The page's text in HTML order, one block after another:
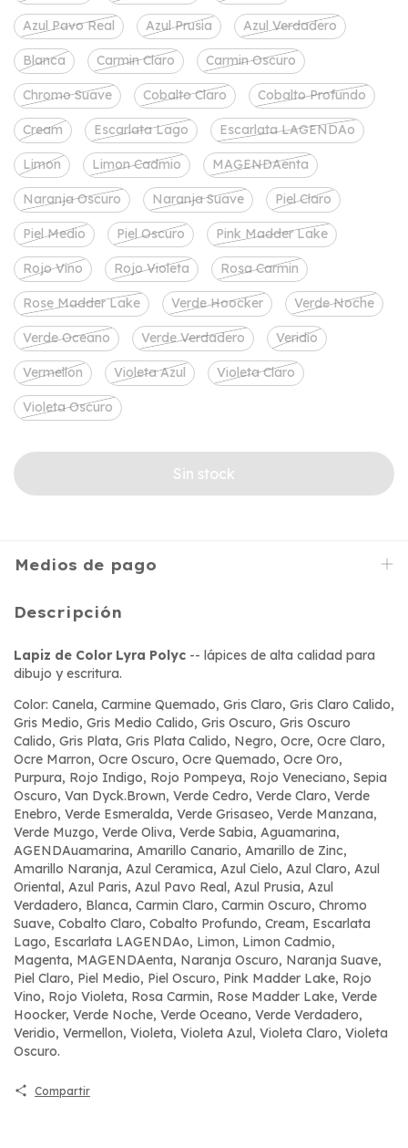
Azul Pavo Real Azul Prusia Azul Verdadero
Blanca Carmin Claro Carmin Oscuro
Chromo Suave Cobalto Claro Cobalto Profundo
Cream Escarlata Lago Escarlata LAGENDAo
Limon Limon Cadmio MAGENDAenta
Naranja Oscuro Naranja Suave Piel Claro
Piel Medio Piel Oscuro Pink Madder Lake
Rojo Vino Rojo Violeta Rosa Carmin
Rose Madder Lake Verde Hoocker Verde Noche
Verde Oceano Verde Verdadero Veridio
Vermellon Violeta Azul Violeta Claro
Violeta Oscuro
Medios de pago
Descripción
Lapiz de Color Lyra Polyc -- lápices de alta calidad para
dibujo y escritura.
Color: Canela, Carmine Quemado, Gris Claro, Gris Claro Calido,
Gris Medio, Gris Medio Calido, Gris Oscuro, Gris Oscuro
Calido, Gris Plata, Gris Plata Calido, Negro, Ocre, Ocre Claro,
Ocre Marron, Ocre Oscuro, Ocre Quemado, Ocre Oro,
Purpura, Rojo Indigo, Rojo Pompeya, Rojo Veneciano, Sepia
Oscuro, Van Dyck.Brown, Verde Cedro, Verde Claro, Verde
Enebro, Verde Esmeralda, Verde Grisaseo, Verde Manzana,
Verde Muzgo, Verde Oliva, Verde Sabia, Aguamarina,
AGENDAuamarina, Amarillo Canario, Amarillo de Zinc,
Amarillo Naranja, Azul Ceramica, Azul Cielo, Azul Claro, Azul
Oriental, Azul Paris, Azul Pavo Real, Azul Prusia, Azul
Verdadero, Blanca, Carmin Claro, Carmin Oscuro, Chromo
Suave, Cobalto Claro, Cobalto Profundo, Cream, Escarlata
Lago, Escarlata LAGENDAo, Limon, Limon Cadmio,
Magenta, MAGENDAenta, Naranja Oscuro, Naranja Suave,
Piel Claro, Piel Medio, Piel Oscuro, Pink Madder Lake, Rojo
Vino, Rojo Violeta, Rosa Carmin, Rose Madder Lake, Verde
Hoocker, Verde Noche, Verde Oceano, Verde Verdadero,
Veridio, Vermellon, Violeta, Violeta Azul, Violeta Claro, Violeta
Oscuro.
Compartir